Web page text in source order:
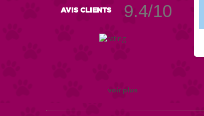
AVIS CLIENTS 9.4/10
voir plus